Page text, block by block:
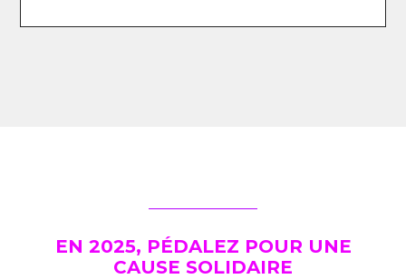
EN 2025, PÉDALEZ POUR UNE
CAUSE SOLIDAIRE